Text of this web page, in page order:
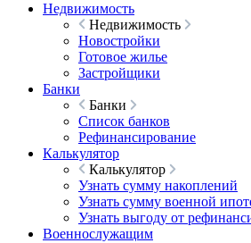
Недвижимость
Недвижимость
Новостройки
Готовое жилье
Застройщики
Банки
Банки
Список банков
Рефинансирование
Калькулятор
Калькулятор
Узнать сумму накоплений
Узнать сумму военной
Узнать выгоду от
Военнослужащим